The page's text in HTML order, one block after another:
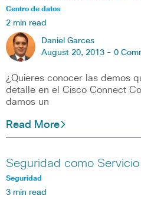
Centro de datos
2 min read
Daniel Garces
August 20, 2013 - 0
¿Quieres conocer las demos
detalle en el Cisco Connect
damos un
Read More
Seguridad como
Seguridad
3 min read